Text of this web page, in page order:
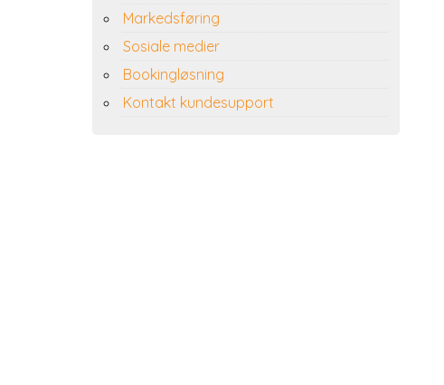
Markedsføring
Sosiale medier
Bookingløsning
Kontakt kundesupport